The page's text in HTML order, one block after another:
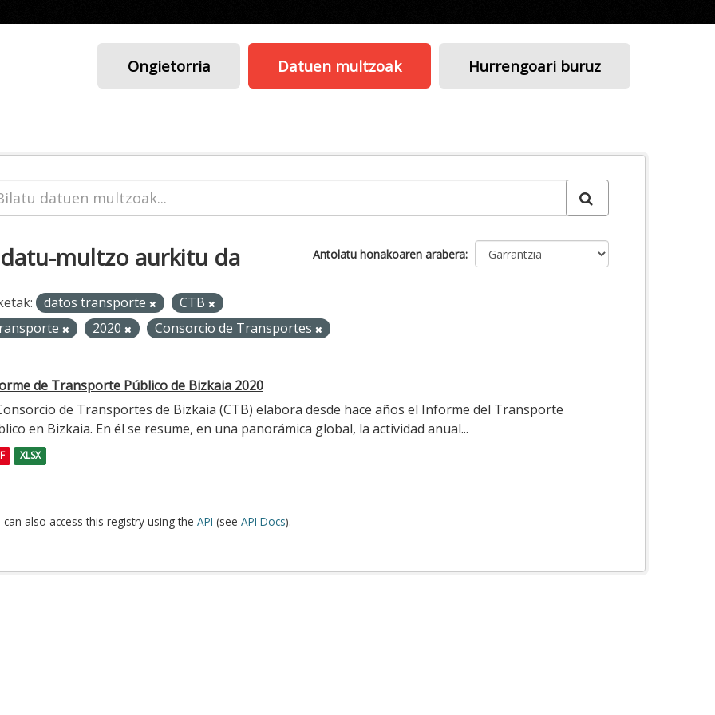
Ongietorria Datuen multzoak Hurrengoari buruz
Antolatu honakoaren arabera
multzo aurkitu da
datos transporte
CTB
2020 Consorcio de Transportes
de Transporte Público de Bizkaia 2020
de Transportes de Bizkaia (CTB) elabora desde hace años el Informe del Transporte
en Bizkaia. En él se resume, en una panorámica global, la actividad anual...
XLSX
can also access this registry using the API (see API Docs).